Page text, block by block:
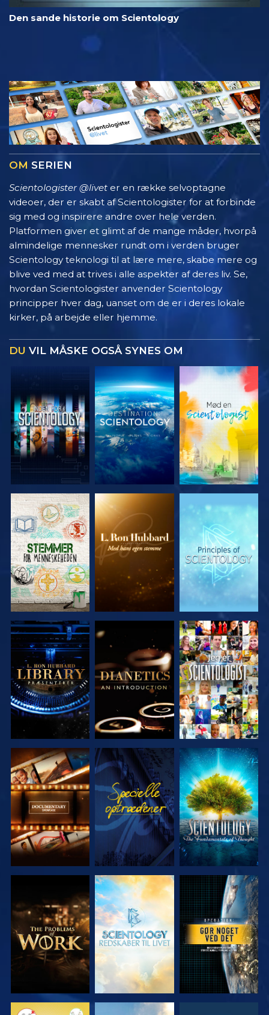
Den sande historie om Scientology
OM SERIEN
Scientologister @livet er en række selvoptagne
videoer, der er skabt af Scientologister for at forbinde
sig med og inspirere andre over hele verden.
Platformen giver et glimt af de mange måder, hvorpå
almindelige mennesker rundt om i verden bruger
Scientology teknologi til at lære mere, skabe mere og
blive ved med at trives i alle aspekter af deres liv. Se,
hvordan Scientologister anvender Scientology
principper hver dag, uanset om de er i deres lokale
kirker, på arbejde eller hjemme.
DU VIL MÅSKE OGSÅ SYNES OM
UDFORSK
SERIEN
UDFORSK
SERIEN
UDFORSK
SERIEN
UDFORSK
SERIEN
UDFORSK
SERIEN
SE
UDFORSK
SERIEN
SE
UDFORSK
SERIEN
UDFORSK
SERIEN
UDFORSK
SERIEN
SE